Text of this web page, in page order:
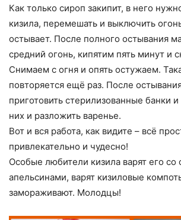
Как только сироп закипит, в него
кизила, перемешать и выключить
остывает. После полного остывания
средний огонь, кипятим пять минут и
Снимаем с огня и опять остужаем.
повторяется ещё раз. После
приготовить стерилизованные банки
них и разложить варенье.
Вот и вся работа, как видите – всё
привлекательно и чудесно!
Особые любители кизила варят его со
апельсинами, варят кизиловые
замораживают. Молодцы!